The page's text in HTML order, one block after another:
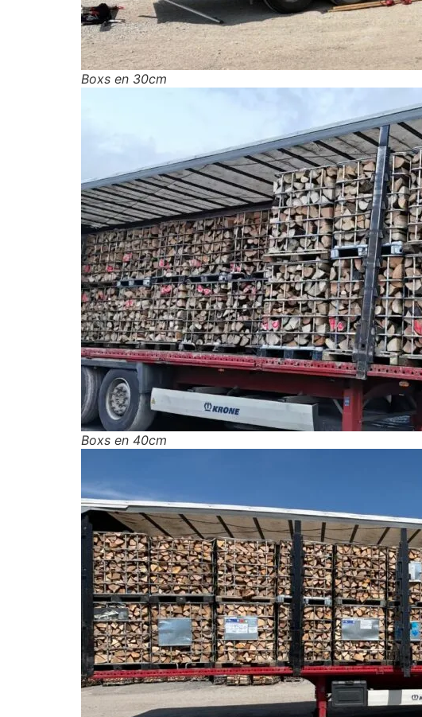
Boxs en 30cm
Boxs en 40cm